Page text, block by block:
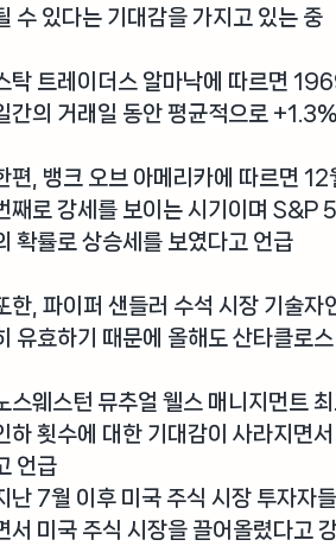
수 있다는 기대감을 가지고 있는 중
탁 트레이더스 알마낙에 따르면
간의 거래일 동안 평균적으로
편, 뱅크 오브 아메리카에 따르면 12
째로 강세를 보이는 시기이며
확률로 상승세를 보였다고 언급
한, 파이퍼 샌들러 수석 시장 기술자
유효하기 때문에 올해도 산타클로
스웨스턴 뮤추얼 웰스 매니지먼트
하 횟수에 대한 기대감이 사라지면
언급
난 7월 이후 미국 주식 시장 투자자
서 미국 주식 시장을 끌어올렸다고